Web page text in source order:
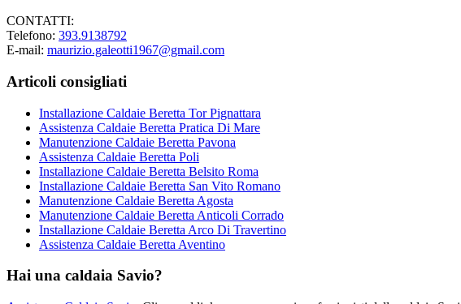
CONTATTI:
Telefono: 393.9138792
E-mail: maurizio.galeotti1967@gmail.com
Articoli consigliati
Installazione Caldaie Beretta Tor Pignattara
Assistenza Caldaie Beretta Pratica Di Mare
Manutenzione Caldaie Beretta Pavona
Assistenza Caldaie Beretta Poli
Installazione Caldaie Beretta Belsito Roma
Installazione Caldaie Beretta San Vito Romano
Manutenzione Caldaie Beretta Agosta
Manutenzione Caldaie Beretta Anticoli Corrado
Installazione Caldaie Beretta Arco Di Travertino
Assistenza Caldaie Beretta Aventino
Hai una caldaia Savio?